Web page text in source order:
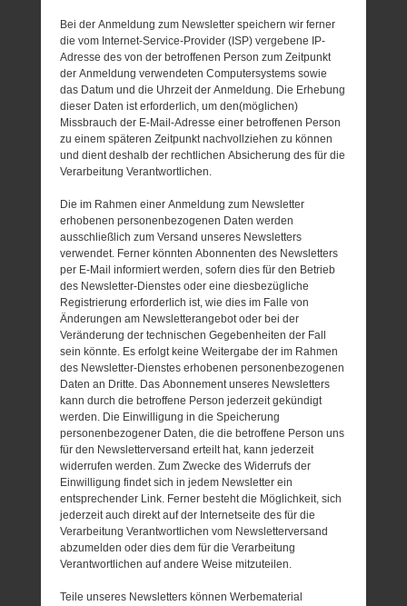
Bei der Anmeldung zum Newsletter speichern wir ferner
die vom Internet-Service-Provider (ISP) vergebene IP-
Adresse des von der betroffenen Person zum Zeitpunkt
der Anmeldung verwendeten Computersystems sowie
das Datum und die Uhrzeit der Anmeldung. Die Erhebung
dieser Daten ist erforderlich, um den(möglichen)
Missbrauch der E-Mail-Adresse einer betroffenen Person
zu einem späteren Zeitpunkt nachvollziehen zu können
und dient deshalb der rechtlichen Absicherung des für die
Verarbeitung Verantwortlichen.
Die im Rahmen einer Anmeldung zum Newsletter
erhobenen personenbezogenen Daten werden
ausschließlich zum Versand unseres Newsletters
verwendet. Ferner könnten Abonnenten des Newsletters
per E-Mail informiert werden, sofern dies für den Betrieb
des Newsletter-Dienstes oder eine diesbezügliche
Registrierung erforderlich ist, wie dies im Falle von
Änderungen am Newsletterangebot oder bei der
Veränderung der technischen Gegebenheiten der Fall
sein könnte. Es erfolgt keine Weitergabe der im Rahmen
des Newsletter-Dienstes erhobenen personenbezogenen
Daten an Dritte. Das Abonnement unseres Newsletters
kann durch die betroffene Person jederzeit gekündigt
werden. Die Einwilligung in die Speicherung
personenbezogener Daten, die die betroffene Person uns
für den Newsletterversand erteilt hat, kann jederzeit
widerrufen werden. Zum Zwecke des Widerrufs der
Einwilligung findet sich in jedem Newsletter ein
entsprechender Link. Ferner besteht die Möglichkeit, sich
jederzeit auch direkt auf der Internetseite des für die
Verarbeitung Verantwortlichen vom Newsletterversand
abzumelden oder dies dem für die Verarbeitung
Verantwortlichen auf andere Weise mitzuteilen.
Teile unseres Newsletters können Werbematerial